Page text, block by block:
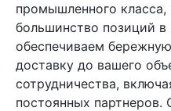
промышленного класса,
большинство позиций
обеспечиваем
доставку до вашего
сотрудничества,
постоянных